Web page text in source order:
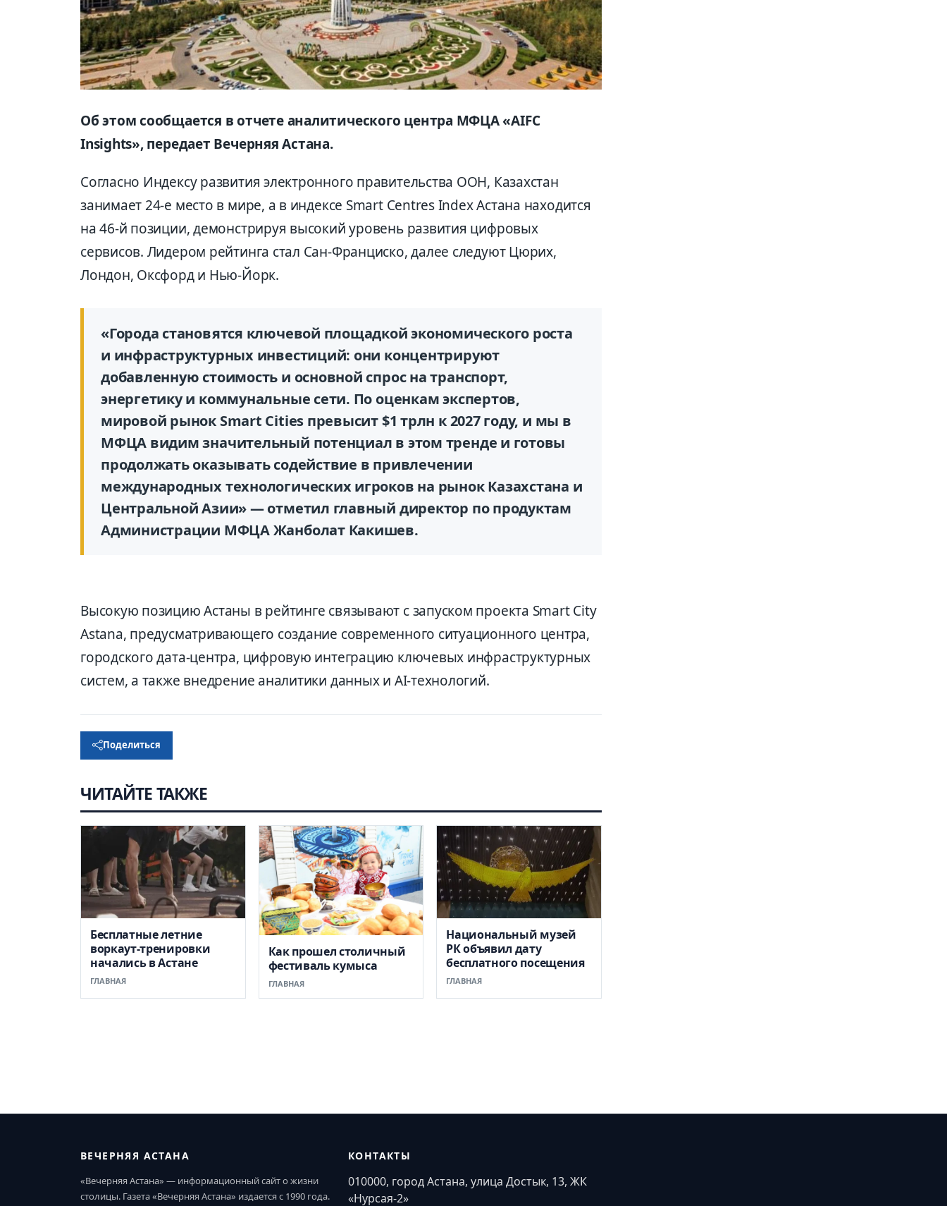
Об этом сообщается в отчете аналитического центра МФЦА «AIFC
Insights», передает Вечерняя Астана.
Согласно Индексу развития электронного правительства ООН, Казахстан
занимает 24-е место в мире, а в индексе Smart Centres Index Астана находится
на 46-й позиции, демонстрируя высокий уровень развития цифровых
сервисов. Лидером рейтинга стал Сан-Франциско, далее следуют Цюрих,
Лондон, Оксфорд и Нью-Йорк.
«Города становятся ключевой площадкой экономического роста
и инфраструктурных инвестиций: они концентрируют
добавленную стоимость и основной спрос на транспорт,
энергетику и коммунальные сети. По оценкам экспертов,
мировой рынок Smart Cities превысит $1 трлн к 2027 году, и мы в
МФЦА видим значительный потенциал в этом тренде и готовы
продолжать оказывать содействие в привлечении
международных технологических игроков на рынок Казахстана и
Центральной Азии» — отметил главный директор по продуктам
Администрации МФЦА Жанболат Какишев.
Высокую позицию Астаны в рейтинге связывают с запуском проекта Smart City
Astana, предусматривающего создание современного ситуационного центра,
городского дата-центра, цифровую интеграцию ключевых инфраструктурных
систем, а также внедрение аналитики данных и AI-технологий.
Поделиться
ЧИТАЙТЕ ТАКЖЕ
Бесплатные летние
воркаут-тренировки
начались в Астане
ГЛАВНАЯ
Как прошел столичный
фестиваль кумыса
ГЛАВНАЯ
Национальный музей
РК объявил дату
бесплатного посещения
ГЛАВНАЯ
ВЕЧЕРНЯЯ АСТАНА
«Вечерняя Астана» — информационный сайт о жизни
столицы. Газета «Вечерняя Астана» издается с 1990 года.
КОНТАКТЫ
010000, город Астана, улица Достык, 13, ЖК
«Нурсая-2»